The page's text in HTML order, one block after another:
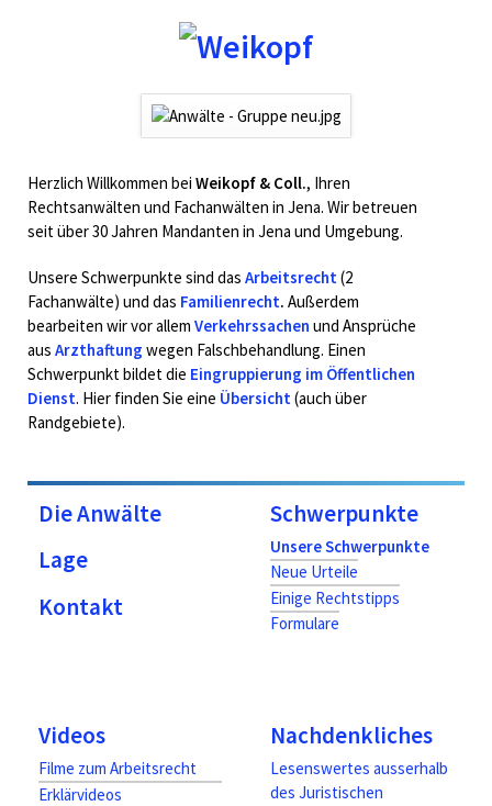
überspringen
Herzlich Willkommen bei Weikopf & Coll., Ihren
Rechtsanwälten und Fachanwälten in Jena. Wir betreuen
seit über 30 Jahren Mandanten in Jena und Umgebung.
Unsere Schwerpunkte sind das Arbeitsrecht(2
Fachanwälte) und das Familienrecht. Außerdem
bearbeiten wir vor allem Verkehrssachen und Ansprüche
aus Arzthaftung wegen Falschbehandlung. Einen
Schwerpunkt bildet die Eingruppierung im Öffentlichen
Dienst. Hier finden Sie eine Übersicht(auch über
Randgebiete).
Die Anwälte
Lage
Kontakt
Schwerpunkte
Unsere Schwerpunkte
Neue Urteile
Einige Rechtstipps
Formulare
Videos
Filme zum Arbeitsrecht
Erklärvideos
Nachdenkliches
Lesenswertes ausserhalb
des Juristischen